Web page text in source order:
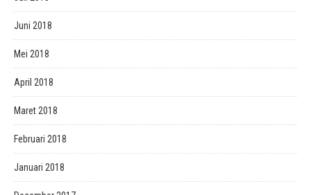
Juni 2018
Mei 2018
April 2018
Maret 2018
Februari 2018
Januari 2018